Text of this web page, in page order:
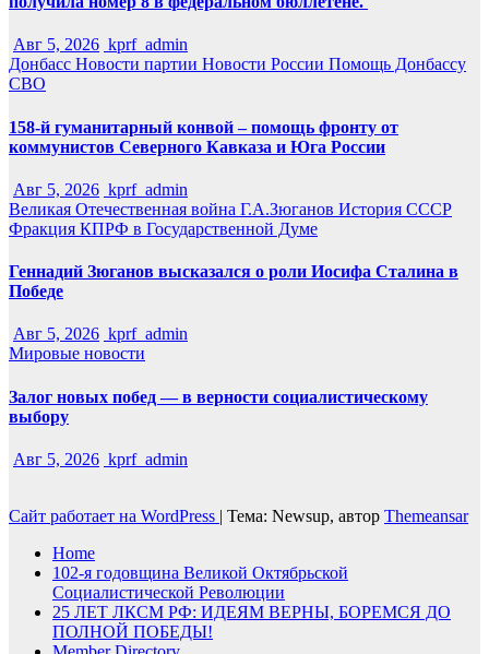
Авг 5, 2026 kprf_admin
Донбасс Новости партии Новости России Помощь Донбассу
СВО
158-й гуманитарный конвой – помощь фронту от
коммунистов Северного Кавказа и Юга России
Авг 5, 2026 kprf_admin
Великая Отечественная война Г.А.Зюганов История СССР
Фракция КПРФ в Государственной Думе
Геннадий Зюганов высказался о роли Иосифа Сталина в
Победе
Авг 5, 2026 kprf_admin
Мировые новости
Залог новых побед — в верности социалистическому
выбору
Авг 5, 2026 kprf_admin
Сайт работает на WordPress | Тема: Newsup, автор Themeansar
Home
102-я годовщина Великой Октябрьской
Социалистической Революции
25 ЛЕТ ЛКСМ РФ: ИДЕЯМ ВЕРНЫ, БОРЕМСЯ ДО
ПОЛНОЙ ПОБЕДЫ!